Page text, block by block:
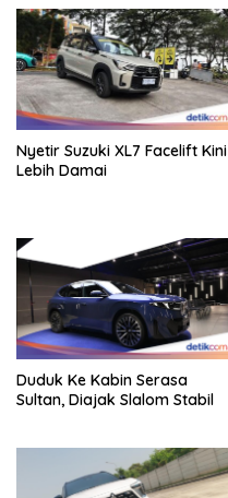
Nyetir Suzuki XL7 Facelift Kini
Lebih Damai
Duduk Ke Kabin Serasa
Sultan, Diajak Slalom Stabil